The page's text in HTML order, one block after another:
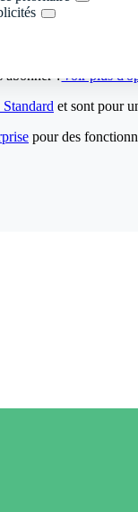
abonner ?Voir plus
et sont pour
pour des